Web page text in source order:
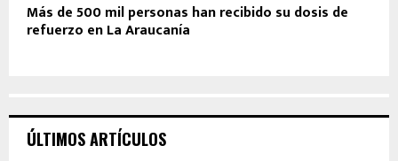
Más de 500 mil personas han recibido su dosis de
refuerzo en La Araucanía
ÚLTIMOS ARTÍCULOS